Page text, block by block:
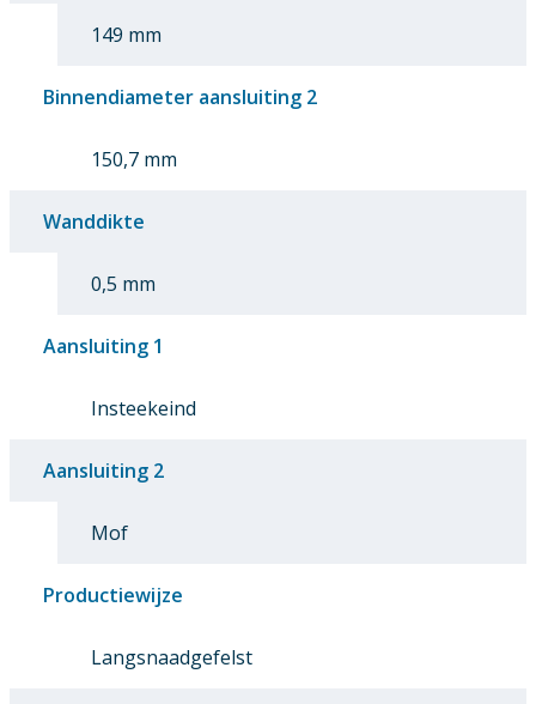
149 mm
Binnendiameter aansluiting 2
150,7 mm
Wanddikte
0,5 mm
Aansluiting 1
Insteekeind
Aansluiting 2
Mof
Productiewijze
Langsnaadgefelst